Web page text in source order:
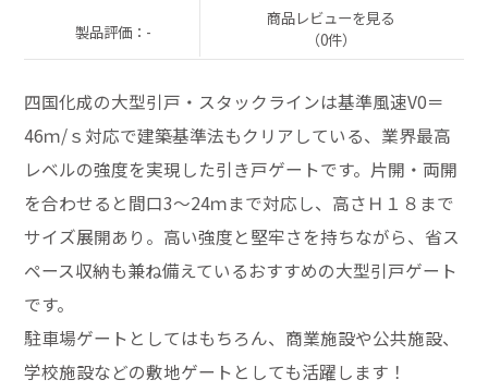
製品評価：-
商品レビューを見る
（0件）
四国化成の大型引戸・スタックラインは基準風速V0＝
46ｍ/ｓ対応で建築基準法もクリアしている、業界最高
レベルの強度を実現した引き戸ゲートです。片開・両開
を合わせると間口3～24ｍまで対応し、高さＨ１８まで
サイズ展開あり。高い強度と堅牢さを持ちながら、省ス
ペース収納も兼ね備えているおすすめの大型引戸ゲート
です。
駐車場ゲートとしてはもちろん、商業施設や公共施設、
学校施設などの敷地ゲートとしても活躍します！